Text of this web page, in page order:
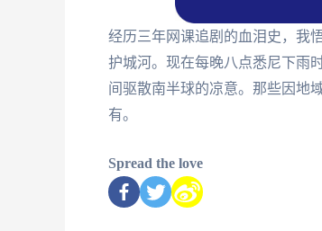
经历三年网课追剧的血泪史，我
护城河。现在每晚八点悉尼下雨
间驱散南半球的凉意。那些因地
有。
Spread the love